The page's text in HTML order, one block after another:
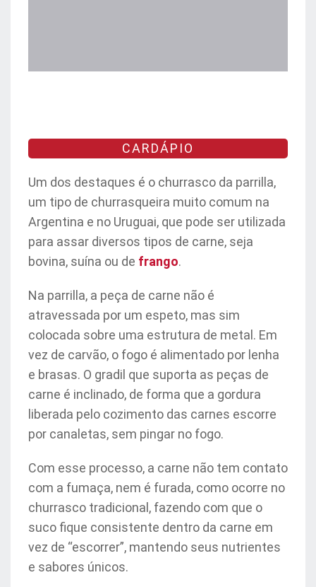
CARDÁPIO
Um dos destaques é o churrasco da parrilla,
um tipo de churrasqueira muito comum na
Argentina e no Uruguai, que pode ser utilizada
para assar diversos tipos de carne, seja
bovina, suína ou de frango.
Na parrilla, a peça de carne não é
atravessada por um espeto, mas sim
colocada sobre uma estrutura de metal. Em
vez de carvão, o fogo é alimentado por lenha
e brasas. O gradil que suporta as peças de
carne é inclinado, de forma que a gordura
liberada pelo cozimento das carnes escorre
por canaletas, sem pingar no fogo.
Com esse processo, a carne não tem contato
com a fumaça, nem é furada, como ocorre no
churrasco tradicional, fazendo com que o
suco fique consistente dentro da carne em
vez de “escorrer”, mantendo seus nutrientes
e sabores únicos.